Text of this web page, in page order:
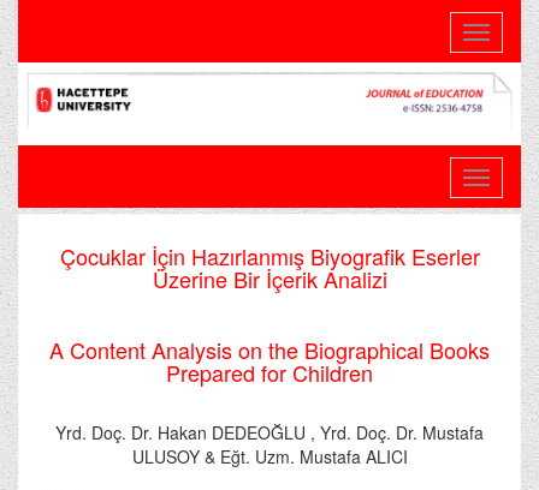
Toggle
Çocuklar İçin Hazırlanmış Biyografik Eserler
Üzerine Bir İçerik Analizi
A Content Analysis on the Biographical Books
Prepared for Children
Yrd. Doç. Dr. Hakan DEDEOĞLU , Yrd. Doç. Dr. Mustafa
ULUSOY & Eğt. Uzm. Mustafa ALICI